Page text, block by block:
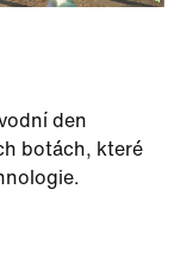
den
botách, které